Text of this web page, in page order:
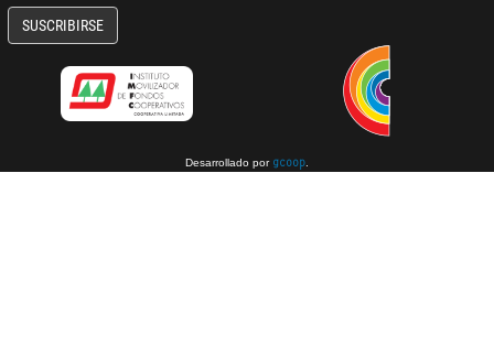
SUSCRIBIRSE
Desarrollado por gcoop.